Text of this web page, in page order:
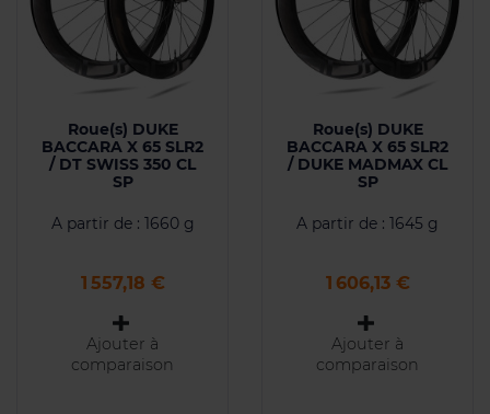
Roue(s) DUKE
BACCARA X 65 SLR2
/ DT SWISS 350 CL
SP
A partir de : 1660 g
Prix
1 557,18 €
Ajouter à
comparaison
Roue(s) DUKE
BACCARA X 65 SLR2
/ DUKE MADMAX CL
SP
A partir de : 1645 g
Prix
1 606,13 €
Ajouter à
comparaison